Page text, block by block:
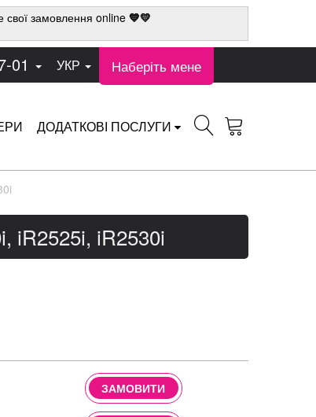
свої замовлення online💙💛
01 УКР Наберіть мене
ДОДАТКОВІ ПОСЛУГИ
iR2525i, iR2530i
ЗАМОВИТИ